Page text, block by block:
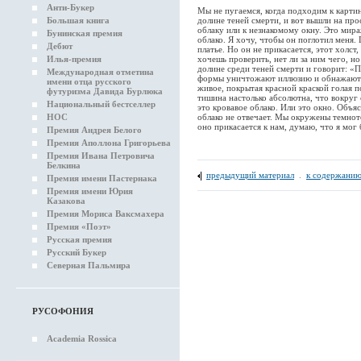
Анти-Букер
Большая книга
Бунинская премия
Дебют
Илья-премия
Международная отметина
имени отца русского
футуризма Давида Бурлюка
Национальный бестселлер
НОС
Премия Андрея Белого
Премия Аполлона Григорьева
Премия Ивана Петровича
Белкина
Премия имени Пастернака
Премия имени Юрия
Казакова
Премия Мориса Ваксмахера
Премия «Поэт»
Русская премия
Русский Букер
Северная Пальмира
РУСОФОНИЯ
Academia Rossica
Мы не пугаемся, когда подходим к
долине теней смерти, и вот вышли на
облаку или к незнакомому окну. Это
облако. Я хочу, чтобы он поглотил меня.
платье. Но он не прикасается, этот
хочешь проверить, нет ли за ним чего,
долине среди теней смерти и говорит:
формы уничтожают иллюзию и обнажают
живое, покрытая красной краской голая
тишина настолько абсолютна, что
это кровавое облако. Или это окно.
облако не отвечает. Мы окружены
оно прикасается к нам, думаю, что я мог
предыдущий материал к